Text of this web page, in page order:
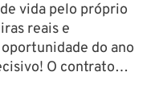
vida pelo próprio
reais e
do ano
O contrato…